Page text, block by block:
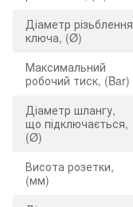
Діаметр різьблення
ключа, (Ø)
Максимальний
робочий тиск, (Bar)
Діаметр шлангу,
що підключається,
(Ø)
Висота розетки,
(мм)